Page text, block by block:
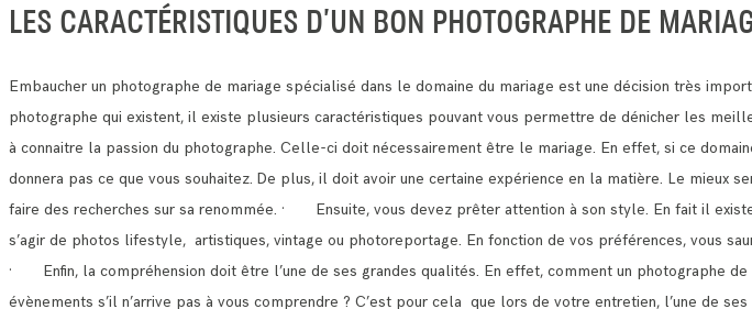
LES CARACTÉRISTIQUES D’UN BON PHOTOGRAPHE DE
Embaucher un photographe de mariage spécialisé dans le domaine du mariage est une décision très
photographe qui existent, il existe plusieurs caractéristiques pouvant vous permettre de dénicher les
à connaitre la passion du photographe. Celle-ci doit nécessairement être le mariage. En effet, si ce
donnera pas ce que vous souhaitez. De plus, il doit avoir une certaine expérience en la matière. Le mieux
faire des recherches sur sa renommée. · Ensuite, vous devez prêter attention à son style. En fait il
s’agir de photos lifestyle, artistiques, vintage ou photoreportage. En fonction de vos préférences, vous
· Enfin, la compréhension doit être l’une de ses grandes qualités. En effet, comment un photographe
évènements s’il n’arrive pas à vous comprendre ? C’est pour cela que lors de votre entretien, l’une de